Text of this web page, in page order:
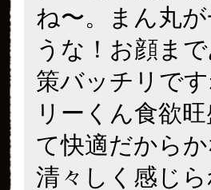
ね〜。まん丸
うな！お顔ま
策バッチリで
リーくん食欲
て快適だから
清々しく感じ